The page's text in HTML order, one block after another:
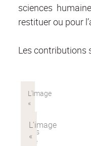
sciences
restituer ou pour
Les contributions